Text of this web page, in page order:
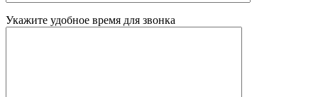
Укажите удобное время для звонка